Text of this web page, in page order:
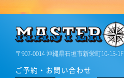
〒907-0014 沖縄県石垣市新栄町10-15-1F
ご予約・お問い合わせ